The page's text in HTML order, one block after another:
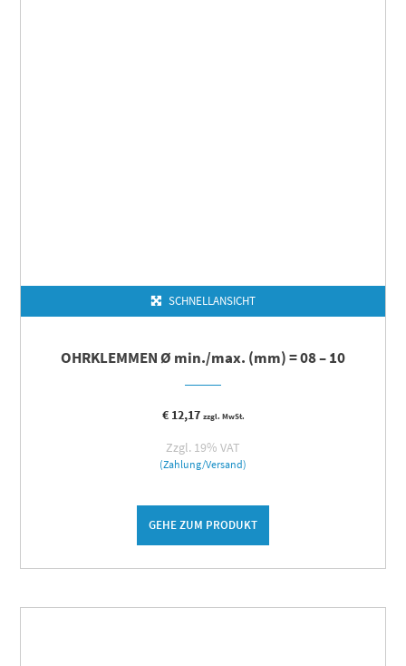
SCHNELLANSICHT
OHRKLEMMEN Ø min./max. (mm) = 08 – 10
€12,17 zzgl. MwSt.
Zzgl. 19% VAT
(Zahlung/Versand)
GEHE ZUM PRODUKT